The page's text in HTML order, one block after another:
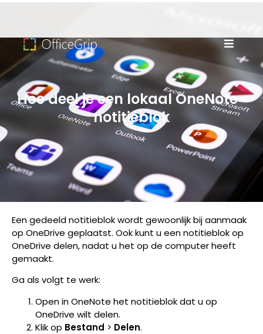
Hoe deel je een lokaal OneNote-
notitieblok
Een gedeeld notitieblok wordt gewoonlijk bij aanmaak
op OneDrive geplaatst. Ook kunt u een notitieblok op
OneDrive delen, nadat u het op de computer heeft
gemaakt.
Ga als volgt te werk:
Open in OneNote het notitieblok dat u op
OneDrive wilt delen.
Klik op Bestand > Delen.